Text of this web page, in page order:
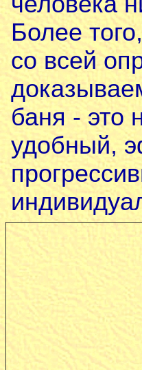
Более
со всей
баня - это
удобный,